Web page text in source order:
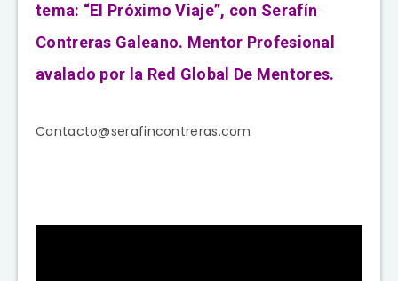
tema: “El Próximo Viaje”, con Serafín
Contreras Galeano. Mentor Profesional
avalado por la Red Global De Mentores.
Contacto@serafincontreras.com